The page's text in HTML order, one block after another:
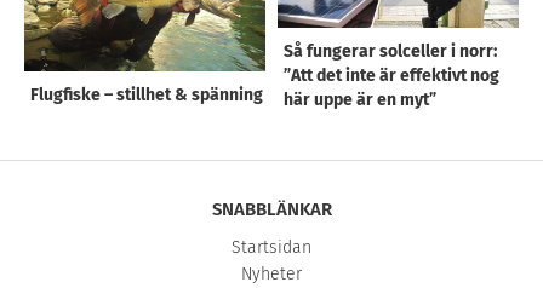
Flugfiske – stillhet & spänning
Så fungerar solceller i norr:
”Att det inte är effektivt nog
här uppe är en myt”
SNABBLÄNKAR
Startsidan
Nyheter